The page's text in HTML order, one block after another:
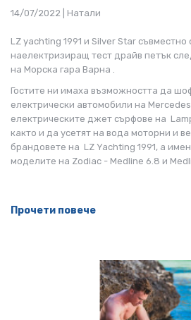
14/07/2022 | Натали
LZ yachting 1991 и Silver Star
наелектризиращ тест драйв петък
на Морска гара Варна .
Гостите ни имаха възможността да
електрически автомобили на
електрическите джет сърфове на
както и да усетят на вода моторни и
брандовете на LZ Yachting 1991, а
моделите на Zodiac - Medline 6.8 и
Прочети повече